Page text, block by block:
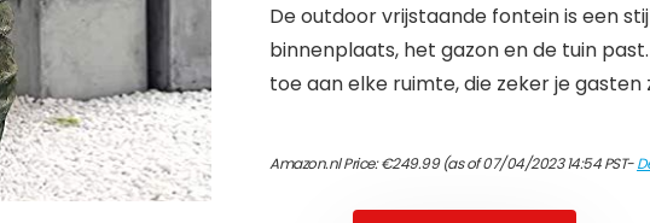
De outdoor vrijstaande fontein is een
binnenplaats, het gazon en de tuin
toe aan elke ruimte, die zeker je gasten
Amazon.nl Price:€249.99(as of 07/04/2023 14:54 PST-